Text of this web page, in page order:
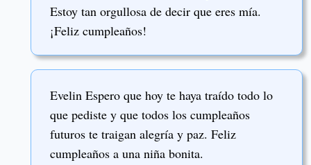
Estoy tan orgullosa de decir que eres mía.
¡Feliz cumpleaños!
Evelin Espero que hoy te haya traído todo lo
que pediste y que todos los cumpleaños
futuros te traigan alegría y paz. Feliz
cumpleaños a una niña bonita.